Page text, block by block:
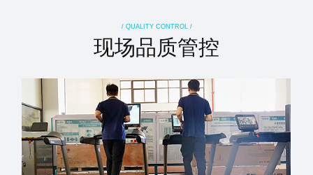
/ QUALITY CONTROL /
现场品质管控